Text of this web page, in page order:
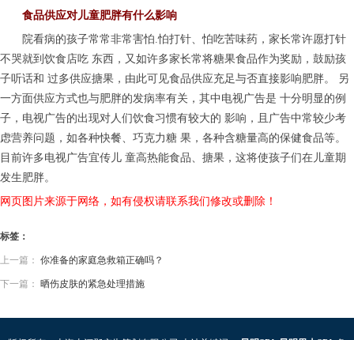
食品供应对儿童肥胖有什么影响
院看病的孩子常常非常害怕.怕打针、怕吃苦味药，家长常许愿打针
不哭就到饮食店吃 东西，又如许多家长常将糖果食品作为奖励，鼓励孩
子听话和 过多供应搪果，由此可见食品供应充足与否直接影响肥胖。 另
一方面供应方式也与肥胖的发病率有关，其中电视广告是 十分明显的例
子，电视广告的出现对人们饮食习惯有较大的 影响，且广告中常较少考
虑营养问题，如各种快餐、巧克力糖 果，各种含糖量高的保健食品等。
目前许多电视广告宜传儿 童高热能食品、搪果，这将使孩子们在儿童期
发生肥胖。
网页图片来源于网络，如有侵权请联系我们修改或删除！
标签：
上一篇： 你准备的家庭急救箱正确吗？
下一篇： 晒伤皮肤的紧急处理措施